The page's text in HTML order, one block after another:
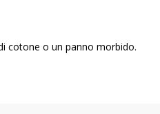
cotone o un panno morbido.